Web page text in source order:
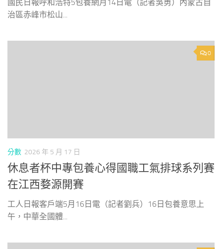
國民日報呼和浩特5包養網月14日電（記者吳勇）內蒙古自
治區赤峰市松山...
0
分數 2026 年 5 月 17 日
休息者杯中專包養心得國職工氣排球系列賽
在江西婺源開賽
工人日報客戶端5月16日電（記者劉兵）16日包養意思上
午，中華全國體...